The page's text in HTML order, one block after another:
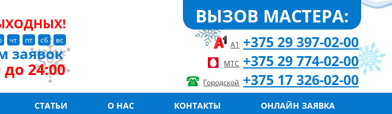
чт пт сб вс
заявок
до 24:00
ВЫЗОВ МАСТЕРА:
А1 +375 29397-02-00
МТС +375 29774-02-00
Городской +375 17326-02-00
СТАТЬИ О НАС КОНТАКТЫ ОНЛАЙН ЗАЯВКА